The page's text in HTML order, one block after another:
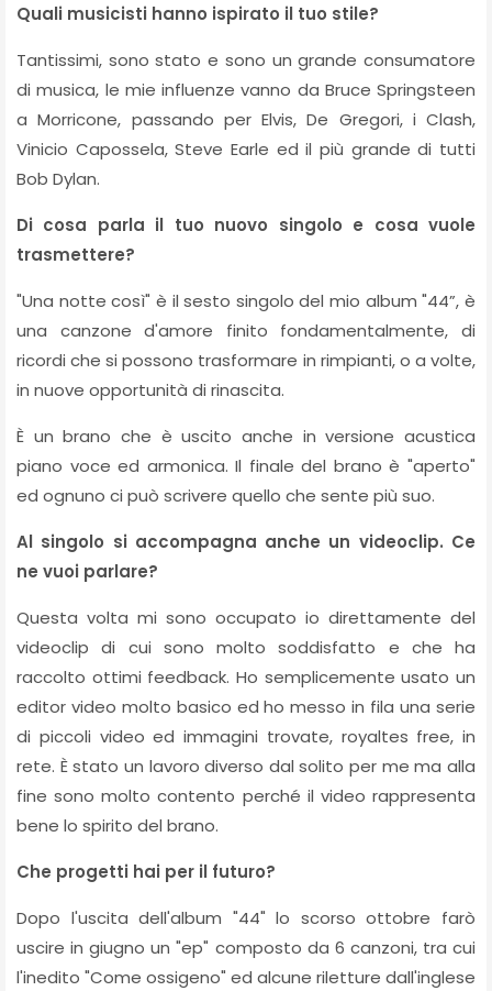
Quali musicisti hanno ispirato il tuo stile?
Tantissimi, sono stato e sono un grande consumatore
di musica, le mie influenze vanno da Bruce Springsteen
a Morricone, passando per Elvis, De Gregori, i Clash,
Vinicio Capossela, Steve Earle ed il più grande di tutti
Bob Dylan.
Di cosa parla il tuo nuovo singolo e cosa vuole
trasmettere?
"Una notte così" è il sesto singolo del mio album "44”, è
una canzone d'amore finito fondamentalmente, di
ricordi che si possono trasformare in rimpianti, o a volte,
in nuove opportunità di rinascita.
È un brano che è uscito anche in versione acustica
piano voce ed armonica. Il finale del brano è "aperto"
ed ognuno ci può scrivere quello che sente più suo.
Al singolo si accompagna anche un videoclip. Ce
ne vuoi parlare?
Questa volta mi sono occupato io direttamente del
videoclip di cui sono molto soddisfatto e che ha
raccolto ottimi feedback. Ho semplicemente usato un
editor video molto basico ed ho messo in fila una serie
di piccoli video ed immagini trovate, royaltes free, in
rete. È stato un lavoro diverso dal solito per me ma alla
fine sono molto contento perché il video rappresenta
bene lo spirito del brano.
Che progetti hai per il futuro?
Dopo l'uscita dell'album "44" lo scorso ottobre farò
uscire in giugno un "ep" composto da 6 canzoni, tra cui
l'inedito "Come ossigeno" ed alcune riletture dall'inglese